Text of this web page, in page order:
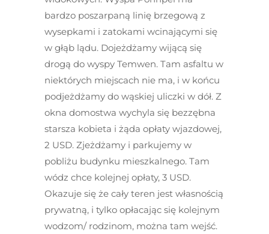
bardzo poszarpaną linię brzegową z
wysepkami i zatokami wcinającymi się
w głąb lądu. Dojeżdżamy wijącą się
drogą do wyspy Temwen. Tam asfaltu w
niektórych miejscach nie ma, i w końcu
podjeżdżamy do wąskiej uliczki w dół. Z
okna domostwa wychyla się bezzębna
starsza kobieta i żąda opłaty wjazdowej,
2 USD. Zjeżdżamy i parkujemy w
pobliżu budynku mieszkalnego. Tam
wódz chce kolejnej opłaty, 3 USD.
Okazuje się że cały teren jest własnością
prywatną, i tylko opłacając się kolejnym
wodzom/ rodzinom, można tam wejść.